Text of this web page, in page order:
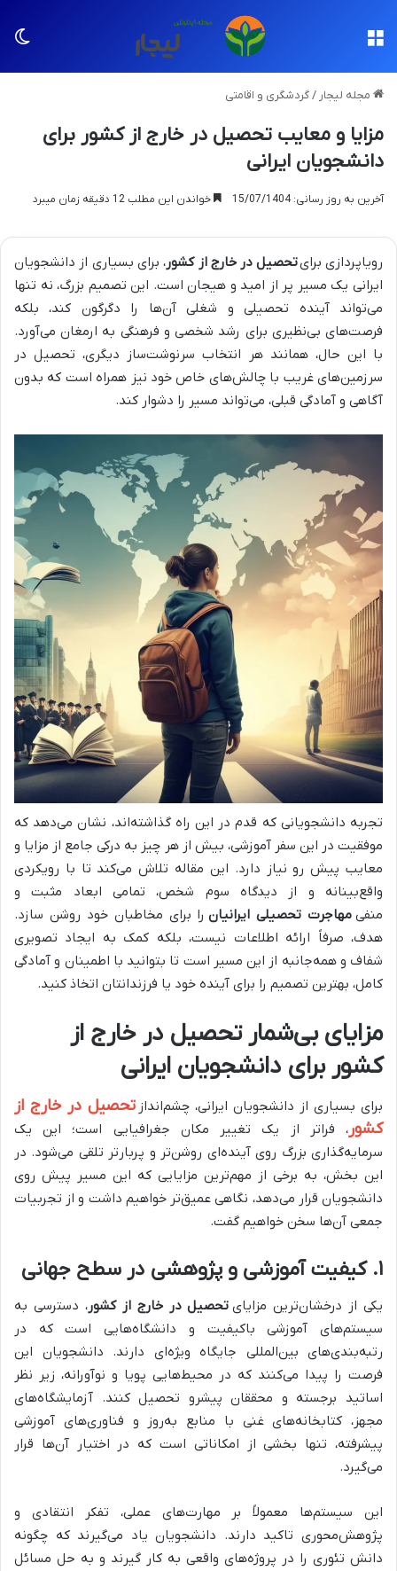
مجله لیجار /گردشگری و اقامتی
مزایا و معایب تحصیل در خارج از کشور برای
دانشجویان ایرانی
آخرین به روز رسانی: 15/07/1404 خواندن این مطلب 12 دقیقه زمان میبرد
رویاپردازی برایتحصیل در خارج از کشور، برای بسیاری از دانشجویان
ایرانی یک مسیر پر از امید و هیجان است. این تصمیم بزرگ، نه تنها
می‌تواند آینده تحصیلی و شغلی آن‌ها را دگرگون کند، بلکه
فرصت‌های بی‌نظیری برای رشد شخصی و فرهنگی به ارمغان می‌آورد.
با این حال، همانند هر انتخاب سرنوشت‌ساز دیگری، تحصیل در
سرزمین‌های غریب با چالش‌های خاص خود نیز همراه است که بدون
آگاهی و آمادگی قبلی، می‌تواند مسیر را دشوار کند.
تجربه دانشجویانی که قدم در این راه گذاشته‌اند، نشان می‌دهد که
موفقیت در این سفر آموزشی، بیش از هر چیز به درکی جامع از مزایا و
معایب پیش رو نیاز دارد. این مقاله تلاش می‌کند تا با رویکردی
واقع‌بینانه و از دیدگاه سوم شخص، تمامی ابعاد مثبت و
منفی مهاجرت تحصیلی ایرانیان را برای مخاطبان خود روشن سازد.
هدف، صرفاً ارائه اطلاعات نیست، بلکه کمک به ایجاد تصویری
شفاف و همه‌جانبه از این مسیر است تا بتوانید با اطمینان و آمادگی
کامل، بهترین تصمیم را برای آینده خود یا فرزندانتان اتخاذ کنید.
مزایای بی‌شمار تحصیل در خارج از
کشور برای دانشجویان ایرانی
برای بسیاری از دانشجویان ایرانی، چشم‌انداز تحصیل در خارج از
کشور ، فراتر از یک تغییر مکان جغرافیایی است؛ این یک
سرمایه‌گذاری بزرگ روی آینده‌ای روشن‌تر و پربارتر تلقی می‌شود. در
این بخش، به برخی از مهم‌ترین مزایایی که این مسیر پیش روی
دانشجویان قرار می‌دهد، نگاهی عمیق‌تر خواهیم داشت و از تجربیات
جمعی آن‌ها سخن خواهیم گفت.
۱. کیفیت آموزشی و پژوهشی در سطح جهانی
یکی از درخشان‌ترین مزایای تحصیل در خارج از کشور، دسترسی به
سیستم‌های آموزشی باکیفیت و دانشگاه‌هایی است که در
رتبه‌بندی‌های بین‌المللی جایگاه ویژه‌ای دارند. دانشجویان این
فرصت را پیدا می‌کنند که در محیط‌هایی پویا و نوآورانه، زیر نظر
اساتید برجسته و محققان پیشرو تحصیل کنند. آزمایشگاه‌های
مجهز، کتابخانه‌های غنی با منابع به‌روز و فناوری‌های آموزشی
پیشرفته، تنها بخشی از امکاناتی است که در اختیار آن‌ها قرار
می‌گیرد.
این سیستم‌ها معمولاً بر مهارت‌های عملی، تفکر انتقادی و
پژوهش‌محوری تاکید دارند. دانشجویان یاد می‌گیرند که چگونه
دانش تئوری را در پروژه‌های واقعی به کار گیرند و به حل مسائل